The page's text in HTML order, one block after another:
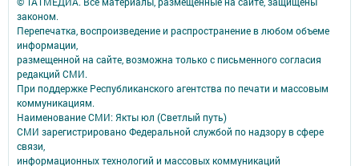
законом.
Перепечатка, воспроизведение и распространение в любом объеме
информации,
размещенной на сайте, возможна только с письменного согласия
редакций СМИ.
При поддержке Республиканского агентства по печати и массовым
коммуникациям.
Наименование СМИ: Якты юл (Светлый путь)
СМИ зарегистрировано Федеральной службой по надзору в сфере
связи,
информационных технологий и массовых коммуникаций